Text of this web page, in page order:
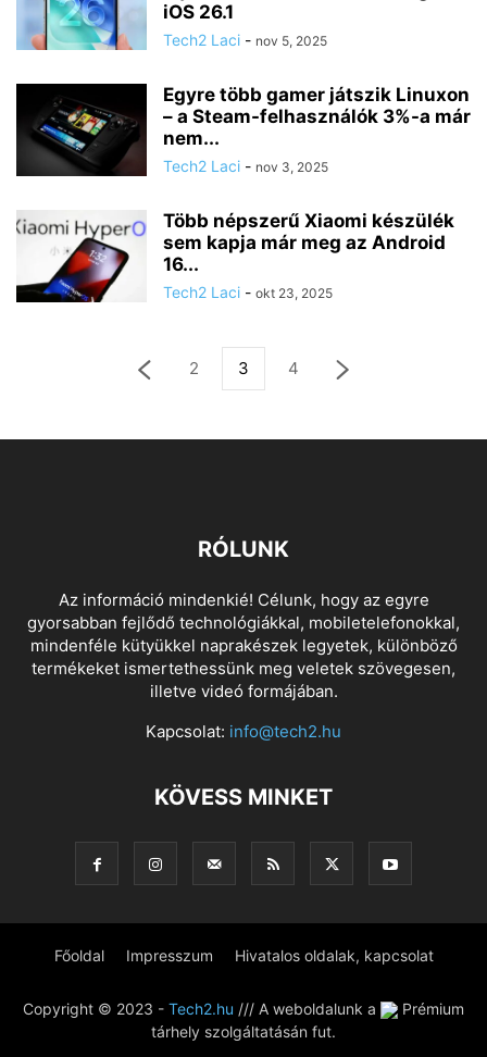
iOS 26.1
Tech2 Laci - nov 5, 2025
Egyre több gamer játszik Linuxon
– a Steam-felhasználók 3%-a már
nem...
Tech2 Laci - nov 3, 2025
Több népszerű Xiaomi készülék
sem kapja már meg az Android
16...
Tech2 Laci - okt 23, 2025
2 3 4
RÓLUNK
Az információ mindenkié! Célunk, hogy az egyre
gyorsabban fejlődő technológiákkal, mobiletelefonokkal,
mindenféle kütyükkel naprakészek legyetek, különböző
termékeket ismertethessünk meg veletek szövegesen,
illetve videó formájában.
Kapcsolat: info@tech2.hu
KÖVESS MINKET
Főoldal Impresszum Hivatalos oldalak, kapcsolat
Copyright © 2023 - Tech2.hu /// A weboldalunk a
Prémium
tárhely szolgáltatásán fut.